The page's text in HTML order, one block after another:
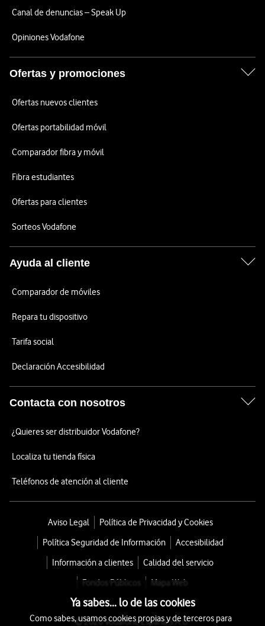
Canal de denuncias – Speak Up
Opiniones Vodafone
Ofertas y promociones
Ofertas nuevos clientes
Ofertas portabilidad móvil
Comparador fibra y móvil
Fibra estudiantes
Ofertas para clientes
Sorteos Vodafone
Ayuda al cliente
Comparador de móviles
Repara tu dispositivo
Tarifa social
Declaración Accesibilidad
Contacta con nosotros
¿Quieres ser distribuidor Vodafone?
Localiza tu tienda física
Teléfonos de atención al cliente
Aviso Legal
Política de Privacidad y Cookies
Política Seguridad de Información
Accesibilidad
Información a clientes
Calidad del servicio
Fondos Públicos
Mapa Web
© 2026 Vodafone España S.A.U.
Ya sabes... lo de las cookies
Como sabes, usamos cookies propias y de terceros para